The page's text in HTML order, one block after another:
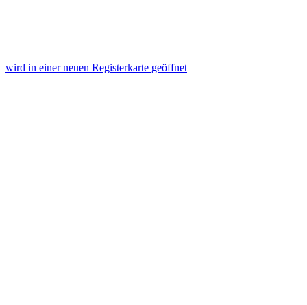
wird in einer neuen Registerkarte geöffnet